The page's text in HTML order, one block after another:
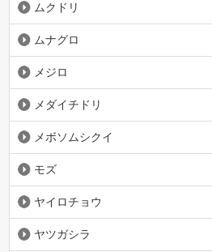
ムクドリ
ムナグロ
メジロ
メダイチドリ
メボソムシクイ
モズ
ヤイロチョウ
ヤツガシラ